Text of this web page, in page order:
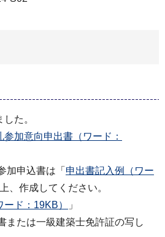
た。
加意向申出書（ワード：
申込書は「 申出書記入例（ワー
、作成してください。
ド：19KB）
」
または一級建築士免許証の写し